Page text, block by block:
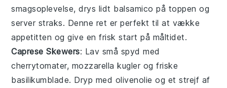
smagsoplevelse, drys lidt balsamico på toppen og
server straks. Denne ret er perfekt til at vække
appetitten og give en frisk start på måltidet.
Caprese Skewers: Lav små spyd med
cherrytomater, mozzarella kugler og friske
basilikumblade. Dryp med olivenolie og et strejf af